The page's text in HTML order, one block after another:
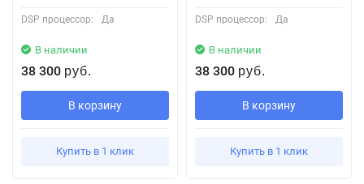
DSP процессор: Да
В наличии
38 300 руб.
В корзину
Купить в 1 клик
DSP процессор: Да
В наличии
38 300 руб.
В корзину
Купить в 1 клик